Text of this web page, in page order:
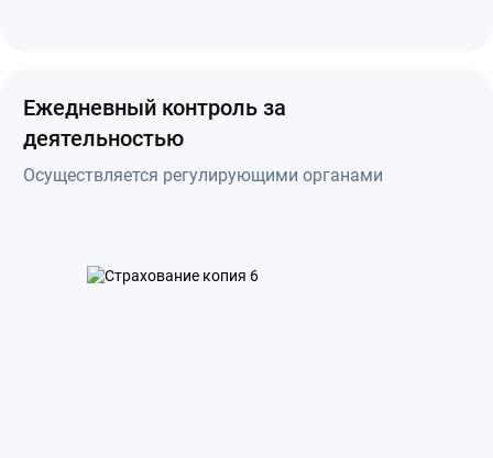
Ежедневный контроль за
деятельностью
Осуществляется регулирующими органами